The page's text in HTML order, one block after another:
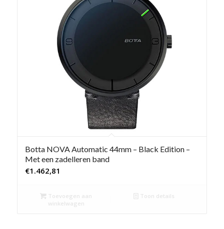
Botta NOVA Automatic 44mm – Black Edition –
Met een zadelleren band
€1.462,81
Toevoegen aan
winkelwagen
Toon details